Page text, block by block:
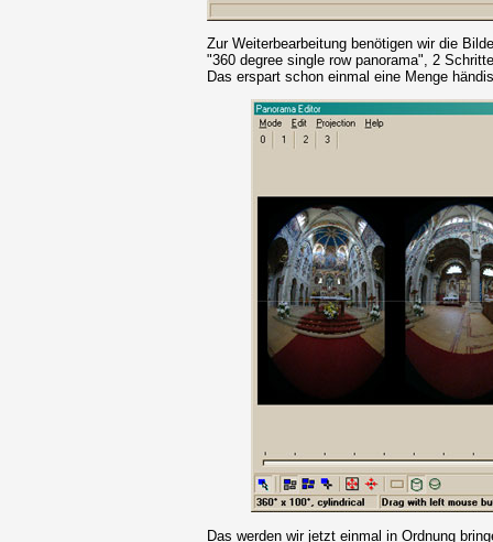
Zur Weiterbearbeitung benötigen wir die
"360 degree single row panorama", 2
Das erspart schon einmal eine Menge
Das werden wir jetzt einmal in Ordnung